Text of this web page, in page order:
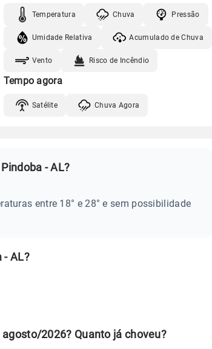
Temperatura Chuva Pressão
Umidade Relativa Acumulado de Chuva
Vento Risco de Incêndio
Tempo agora
Satélite Chuva Agora
- AL?
entre 18° e 28° e sem possibilidade
- AL?
2026? Quanto já choveu?